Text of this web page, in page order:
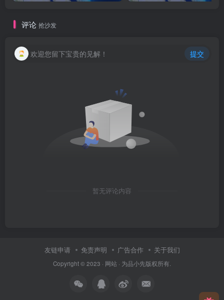
评论 抢沙发
欢迎您留下宝贵的见解！ 提交
暂无评论内容
友链申请 免责声明 广告合作 关于我们
Copyright © 2023 · 网站 · 为品小先版权所有.